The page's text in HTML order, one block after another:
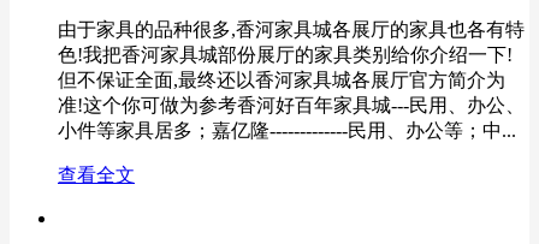
由于家具的品种很多,香河家具城各展厅的家具也各有特
色!我把香河家具城部份展厅的家具类别给你介绍一下!
但不保证全面,最终还以香河家具城各展厅官方简介为
准!这个你可做为参考香河好百年家具城---民用、办公、
小件等家具居多；嘉亿隆-------------民用、办公等；中...
查看全文